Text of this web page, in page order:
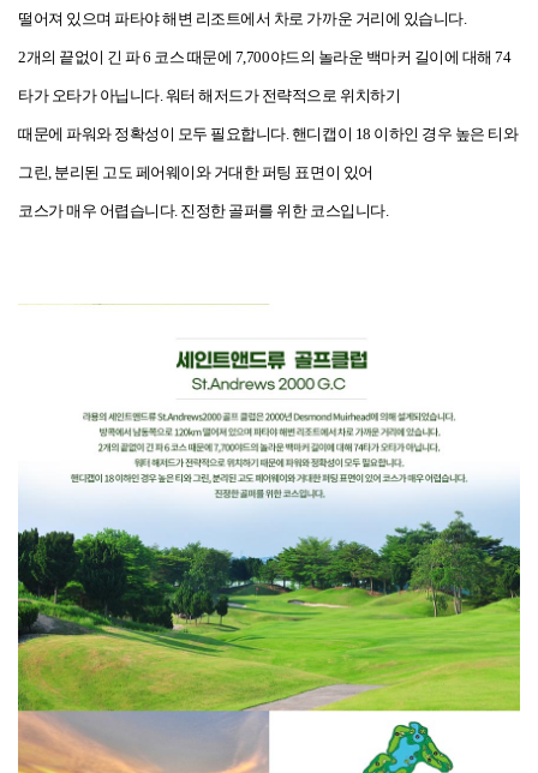
떨어져 있으며 파타야 해변 리조트에서 차로 가까운 거리에 있습니다.
2개의 끝없이 긴 파 6 코스 때문에 7,700야드의 놀라운 백마커 길이에 대해 74
타가 오타가 아닙니다. 워터 해저드가 전략적으로 위치하기
때문에 파워와 정확성이 모두 필요합니다. 핸디캡이 18 이하인 경우 높은 티와
그린, 분리된 고도 페어웨이와 거대한 퍼팅 표면이 있어
코스가 매우 어렵습니다. 진정한 골퍼를 위한 코스입니다.